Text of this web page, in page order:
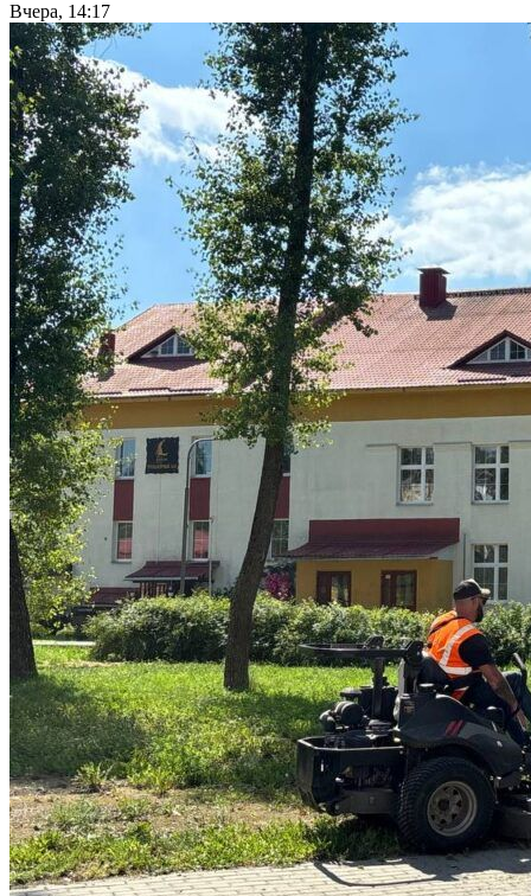
Вчера, 14:17